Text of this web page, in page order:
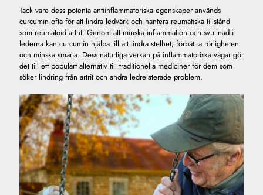
Tack vare dess potenta antiinflammatoriska egenskaper används
curcumin ofta för att lindra ledvärk och hantera reumatiska tillstånd
som reumatoid artrit. Genom att minska inflammation och svullnad i
lederna kan curcumin hjälpa till att lindra stelhet, förbättra rörligheten
och minska smärta. Dess naturliga verkan på inflammatoriska vägar gör
det till ett populärt alternativ till traditionella mediciner för dem som
söker lindring från artrit och andra ledrelaterade problem.